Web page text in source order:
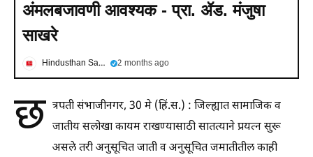
अंमलबजावणी आवश्यक - प्रा. ॲड. मंजुषा
साखरे
Hindusthan Samachar 2 months ago
छ त्रपती संभाजीनगर, 30 मे (हिं.स.) : जिल्ह्यात सामाजिक व
जातीय सलोखा कायम राखण्यासाठी सातत्याने प्रयत्न सुरू
असले तरी अनुसूचित जाती व अनुसूचित जमातीतील काही